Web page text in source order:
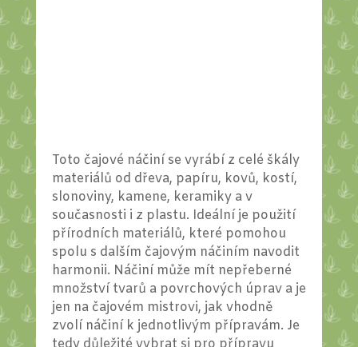
Toto čajové náčiní se vyrábí z celé škály
materiálů od dřeva, papíru, kovů, kostí,
slonoviny, kamene, keramiky a v
současnosti i z plastu. Ideální je použití
přírodních materiálů, které pomohou
spolu s dalším čajovým náčiním navodit
harmonii. Náčiní může mít nepřeberné
množství tvarů a povrchových úprav a je
jen na čajovém mistrovi, jak vhodně
zvolí náčiní k jednotlivým přípravám. Je